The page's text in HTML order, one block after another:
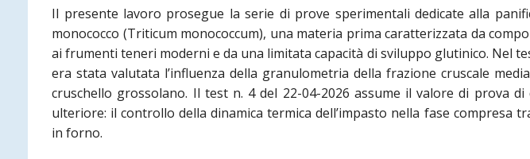
Il presente lavoro prosegue la serie di prove sperimentali dedicate alla
monococco (Triticum monococcum), una materia prima caratterizzata da
ai frumenti teneri moderni e da una limitata capacità di sviluppo glutinico. Nel
era stata valutata l’influenza della granulometria della frazione cruscale
cruschello grossolano. Il test n. 4 del 22-04-2026 assume il valore di prova
ulteriore: il controllo della dinamica termica dell’impasto nella fase compresa
in forno.